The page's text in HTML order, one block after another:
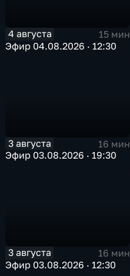
4 августа
15 мин
Эфир 04.08.2026 · 12:30
3 августа
16 мин
Эфир 03.08.2026 · 19:30
3 августа
16 мин
Эфир 03.08.2026 · 12:30